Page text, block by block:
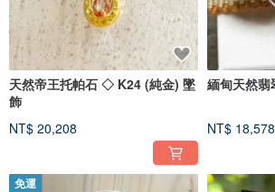
2015年
◆阪急西宮百貨特別活動
◆阪急梅田百貨商店特別活動
◆開設京都藝術跳蚤市場
2016年
◆開始處理UCC咖啡博物館博物館商店
◆神戶時尚博物館3F博物館商店的作品
◆阪急西宮百貨特別活動
◆轉移主要通過網上商店進行銷售
天然帝王托帕石 ◇ K24 (純金) 墜
飾
NT$ 20,208
緬甸天然
NT$ 18,578
免運